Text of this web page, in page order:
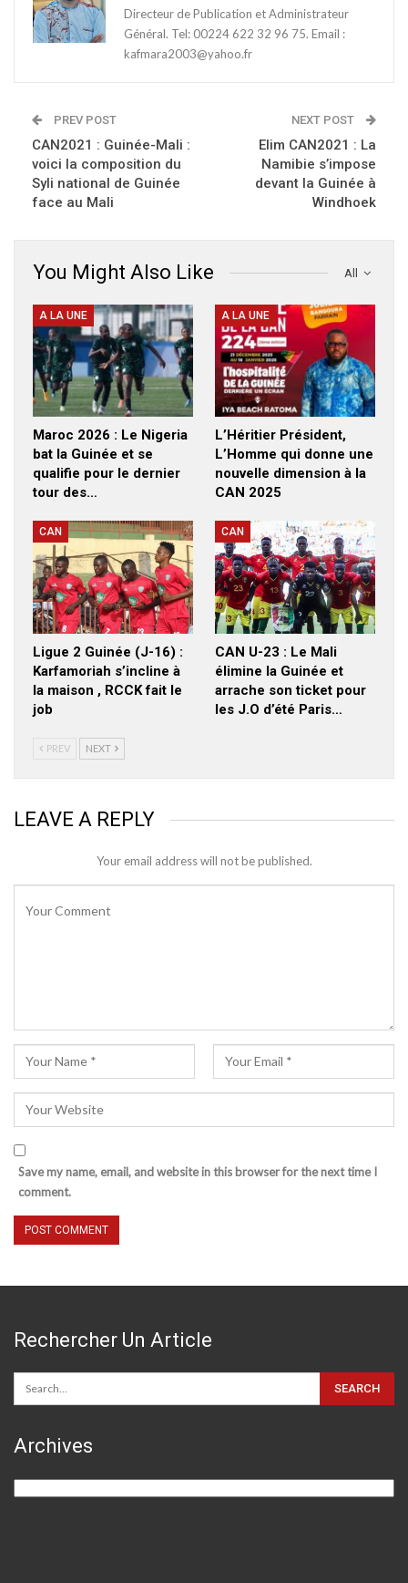
Directeur de Publication et Administrateur
Général. Tel: 00224 622 32 96 75. Email :
kafmara2003@yahoo.fr
PREV POST
CAN2021 : Guinée-Mali :
voici la composition du
Syli national de Guinée
face au Mali
NEXT POST
Elim CAN2021 : La
Namibie s’impose
devant la Guinée à
Windhoek
All
You Might Also Like
A LA UNE
Maroc 2026 : Le Nigeria
bat la Guinée et se
qualifie pour le dernier
tour des…
A LA UNE
L’Héritier Président,
L’Homme qui donne une
nouvelle dimension à la
CAN 2025
CAN
Ligue 2 Guinée (J-16) :
Karfamoriah s’incline à
la maison , RCCK fait le
job
CAN
CAN U-23 : Le Mali
élimine la Guinée et
arrache son ticket pour
les J.O d’été Paris…
PREV NEXT
LEAVE A REPLY
Your email address will not be published.
Save my name, email, and website in this browser for the next time I
comment.
Rechercher Un Article
Archives